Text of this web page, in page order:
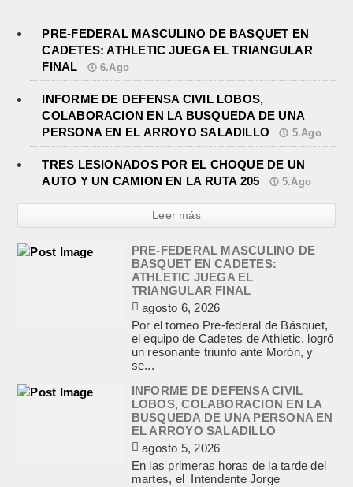
PRE-FEDERAL MASCULINO DE BASQUET EN
CADETES: ATHLETIC JUEGA EL TRIANGULAR
FINAL
6.Ago
INFORME DE DEFENSA CIVIL LOBOS,
COLABORACION EN LA BUSQUEDA DE UNA
PERSONA EN EL ARROYO SALADILLO
5.Ago
TRES LESIONADOS POR EL CHOQUE DE UN
AUTO Y UN CAMION EN LA RUTA 205
5.Ago
Leer más
PRE-FEDERAL MASCULINO DE
BASQUET EN CADETES:
ATHLETIC JUEGA EL
TRIANGULAR FINAL
agosto 6, 2026
Por el torneo Pre-federal de Básquet,
el equipo de Cadetes de Athletic, logró
un resonante triunfo ante Morón, y
se...
INFORME DE DEFENSA CIVIL
LOBOS, COLABORACION EN LA
BUSQUEDA DE UNA PERSONA EN
EL ARROYO SALADILLO
agosto 5, 2026
En las primeras horas de la tarde del
martes, el Intendente Jorge